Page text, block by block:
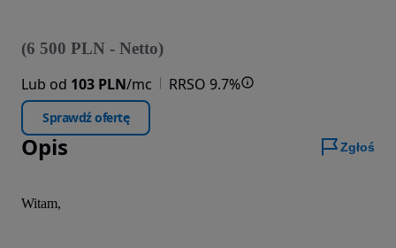
(6 500 PLN - Netto)
Lub od 103 PLN/mc RRSO 9.7%
Sprawdź ofertę
Opis Zgłoś
Witam,